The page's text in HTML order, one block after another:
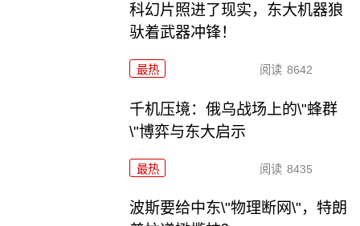
科幻片照进了现实，东大机器狼
驮着武器冲锋！
最热 阅读 8642
千机压境：俄乌战场上的\"蜂群
\"博弈与东大启示
最热 阅读 8435
波斯要给中东\"物理断网\"，特朗